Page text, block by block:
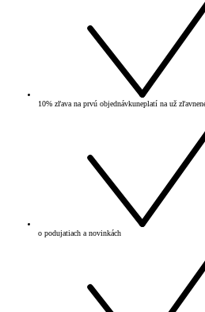
10% zľava na prvú objednávkuneplatí na už
o podujatiach a novinkách